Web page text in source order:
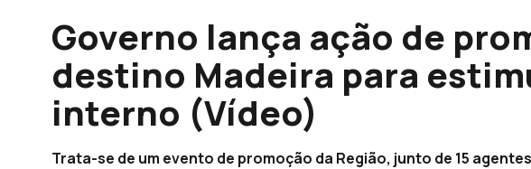
Governo lança ação de
destino Madeira para
interno (Vídeo)
Trata-se de um evento de promoção da Região, junto de 15